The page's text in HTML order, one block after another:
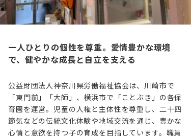
一人ひとりの個性を尊重。愛情豊かな環境
で、健やかな成長と自立を支える
公益財団法人神奈川県労働福祉協会は、川崎市で
「東門前」「大師」、横浜市で「ことぶき」の各保
育園を運営。児童の人権と主体性を尊重し、二十四
節気などの伝統文化体験や地域交流を通じ、豊かな
心情と意欲を持つ子の育成を目指しています。職員